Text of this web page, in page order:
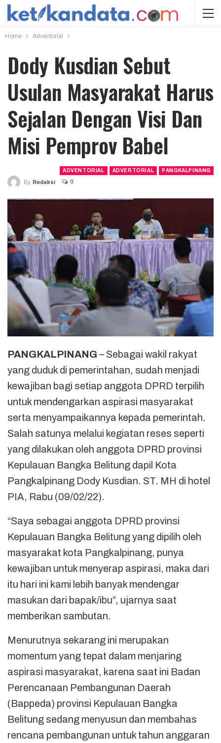
Home Adventorial
Dody Kusdian Sebut
Usulan Masyarakat Harus
Sejalan Dengan Visi Dan
Misi Pemprov Babel
ADVENTORIAL ADVERTORIAL PANGKALPINANG
By Redaksi 0
PANGKALPINANG – Sebagai wakil rakyat
yang duduk di pemerintahan, sudah menjadi
kewajiban bagi setiap anggota DPRD terpilih
untuk mendengarkan aspirasi masyarakat
serta menyampaikannya kepada pemerintah.
Salah satunya melalui kegiatan reses seperti
yang dilakukan oleh anggota DPRD provinsi
Kepulauan Bangka Belitung dapil Kota
Pangkalpinang Dody Kusdian. ST. MH di hotel
PIA, Rabu (09/02/22).
“Saya sebagai anggota DPRD provinsi
Kepulauan Bangka Belitung yang dipilih oleh
masyarakat kota Pangkalpinang, punya
kewajiban untuk menyerap aspirasi, maka dari
itu hari ini kami lebih banyak mendengar
masukan dari bapak/ibu”, ujarnya saat
memberikan sambutan.
Menurutnya sekarang ini merupakan
momentum yang tepat dalam menjaring
aspirasi masyarakat, karena saat ini Badan
Perencanaan Pembangunan Daerah
(Bappeda) provinsi Kepulauan Bangka
Belitung sedang menyusun dan membahas
rencana pembangunan untuk tahun anggaran